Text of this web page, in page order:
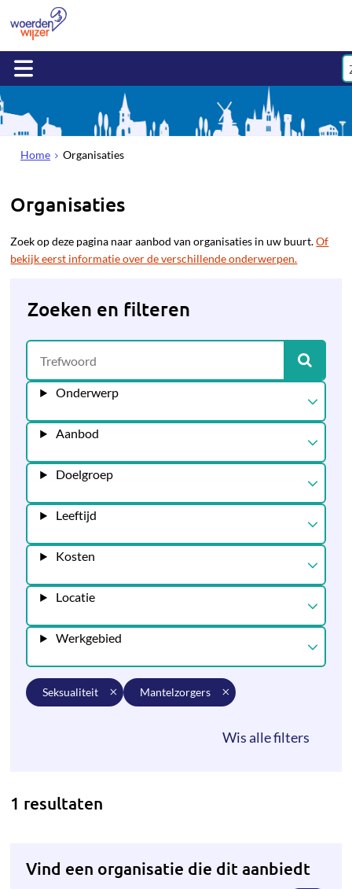
Home Organisaties
Organisaties
Zoek op deze pagina naar aanbod van organisaties in uw buurt.Of
bekijk eerst informatie over de verschillende onderwerpen.
Zoeken en filteren
Onderwerp
Aanbod
Doelgroep
Leeftijd
Kosten
Locatie
Werkgebied
seksualiteit mantelzorgers
1 resultaten
Vind een organisatie die dit aanbiedt